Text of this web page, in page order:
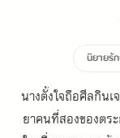
นิยายรั
นางตั้งใจถือศีลกิน
ยาคนที่สองของตร